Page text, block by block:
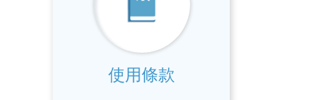
使用條款